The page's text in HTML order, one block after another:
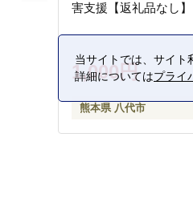
害支援【返礼品なし】
1,000円
熊本県 八代市
当サイトでは、サイト
詳細についてはプライ